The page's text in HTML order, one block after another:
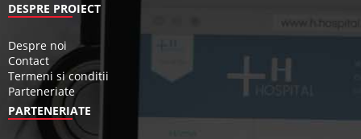
DESPRE PROIECT
Despre noi
Contact
Termeni si conditii
Parteneriate
PARTENERIATE